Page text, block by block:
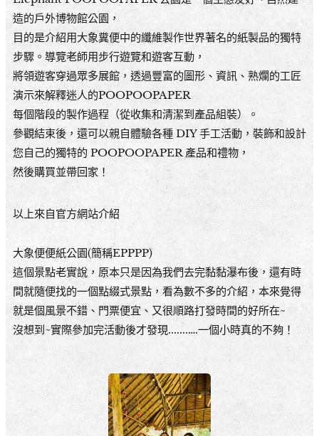
造的戶外博物館公園，
目的是介紹用大象糞便中的纖維製作世界著名的紙製品的獨特
步驟。導覽老師用步行遊覽和遊客互動，
將領遊客穿過眾多展館，透過豐富的圖形、資訊、熟爛的工匠
演示來解釋迷人的POOPOOPAPER
每個階段的製作過程（從收集和清潔到產品組裝）。
參觀結束後，還可以親自體驗各種 DIY 手工活動，裝飾和設計
您自己的獨特的 POOPOOPAPER 產品和禮物，
然後購買並帶回家！
以上來自官方網站介紹
大象便便紙公園(簡稱EPPPP)
這個景點老實說，原本只是因為我們去完黏黏瀑布後，還有時
間就隨便找的一個點綴式景點，看為數不多的介紹，本來覺得
就是個風景不錯、門票便宜、又很順路打發時間的好所在~
沒想到~實際參加完活動後才發現.......….一個小時真的不夠！